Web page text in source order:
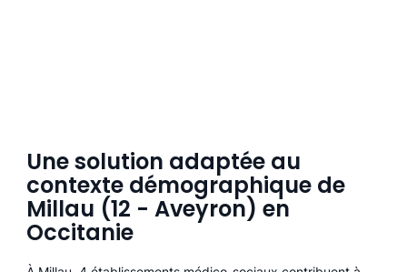
Une solution adaptée au
contexte démographique de
Millau (12 - Aveyron) en
Occitanie